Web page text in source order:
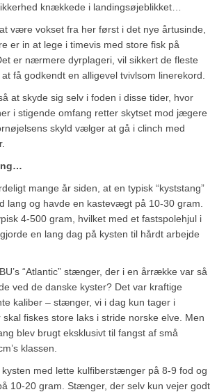
knækkede i landingsøjeblikket…
være vokset fra her først i det nye årtusinde,
er in at lege i timevis med store fisk på
er nærmere dyrplageri, vil sikkert de fleste
få godkendt en alligevel tvivlsom linerekord.
at skyde sig selv i foden i disse tider, hvor
i stigende omfang retter skytset mod jægere
skyld vælger at gå i clinch med
mange år siden, at en typisk “kyststang”
lang og havde en kastevægt på 10-30 gram.
4-500 gram, hvilket med et fastspolehjul i
en lang dag på kysten til hårdt arbejde
“Atlantic” stænger, der i en årrække var så
ved de danske kyster? Det var kraftige
kaliber – stænger, vi i dag kun tager i
fiskes store laks i stride norske elve. Men
blev brugt eksklusivt til fangst af små
klassen.
med lette kulfiberstænger på 8-9 fod og
10-20 gram. Stænger, der selv kun vejer godt